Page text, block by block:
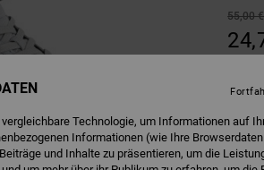
55,00 €
Farbe
Technologie, um Informationen auf
Informationen (wie Ihre
und Inhalte zu präsentieren, um die